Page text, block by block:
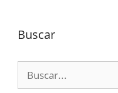
Buscar